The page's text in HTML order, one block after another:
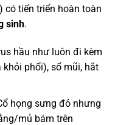
có tiến triển hoàn toàn
sinh.
hầu như luôn đi kèm
phổi), sổ mũi, hắt
họng sưng đỏ nhưng
mủ bám trên